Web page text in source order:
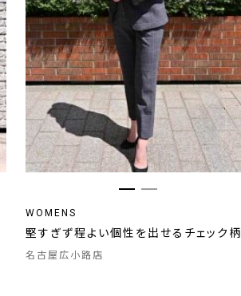
WOMENS
堅すぎず程よい個性を出せるチェック柄
名古屋広小路店